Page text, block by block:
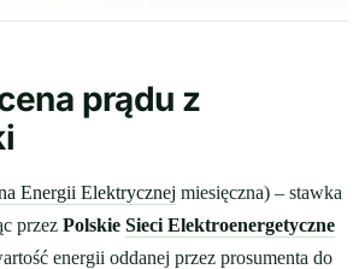
prądu z
Energii Elektrycznej miesięczna) – stawka
przez Polskie Sieci Elektroenergetyczne
energii oddanej przez prosumenta do